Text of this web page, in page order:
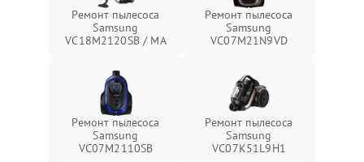
Ремонт пылесоса
Samsung
VC18M2120SB / MA
Ремонт пылесоса
Samsung
VC07M21N9VD
Ремонт пылесоса
Samsung
VC07M2110SB
Ремонт пылесоса
Samsung
VC07K51L9H1